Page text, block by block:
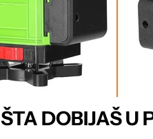
ŠTA DOBIJAŠ U